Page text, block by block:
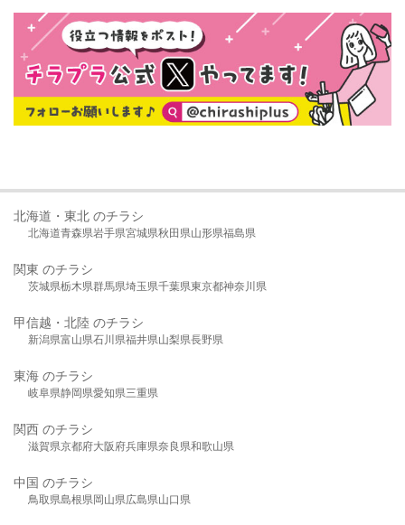
北海道・東北 のチラシ
北海道青森県岩手県宮城県秋田県山形県福島県
関東 のチラシ
茨城県栃木県群馬県埼玉県千葉県東京都神奈川県
甲信越・北陸 のチラシ
新潟県富山県石川県福井県山梨県長野県
東海 のチラシ
岐阜県静岡県愛知県三重県
関西 のチラシ
滋賀県京都府大阪府兵庫県奈良県和歌山県
中国 のチラシ
鳥取県島根県岡山県広島県山口県